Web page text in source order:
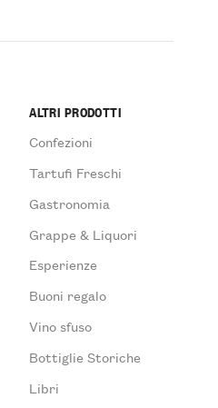
ALTRI PRODOTTI
Confezioni
Tartufi Freschi
Gastronomia
Grappe & Liquori
Esperienze
Buoni regalo
Vino sfuso
Bottiglie Storiche
Libri